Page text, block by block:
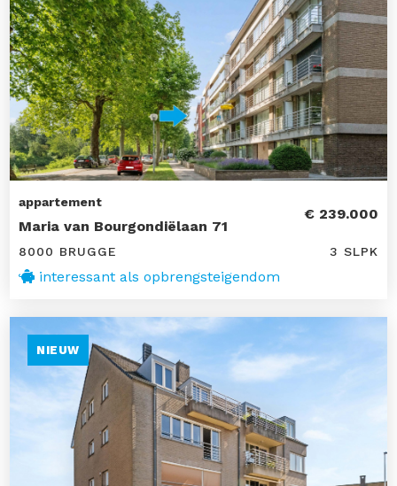
appartement
Maria van Bourgondiëlaan 71
€ 239.000
8000 BRUGGE 3 SLPK
interessant als opbrengsteigendom
NIEUW